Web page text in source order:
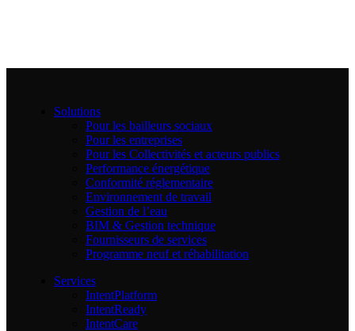
Solutions
Pour les bailleurs sociaux
Pour les entreprises
Pour les Collectivités et acteurs publics
Performance énergétique
Conformité réglementaire
Environnement de travail
Gestion de l’eau
BIM & Gestion technique
Fournisseurs de services
Programme neuf et réhabilitation
Services
IntentPlatform
IntentReady
IntentCare